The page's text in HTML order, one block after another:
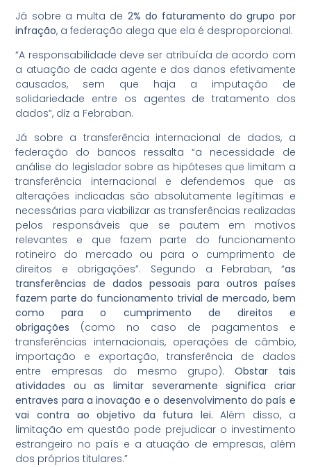
Já sobre a multa de 2% do faturamento do grupo por
infração, a federação alega que ela é desproporcional.
“A responsabilidade deve ser atribuída de acordo com
a atuação de cada agente e dos danos efetivamente
causados, sem que haja a imputação de
solidariedade entre os agentes de tratamento dos
dados”, diz a Febraban.
Já sobre a transferência internacional de dados, a
federação do bancos ressalta “a necessidade de
análise do legislador sobre as hipóteses que limitam a
transferência internacional e defendemos que as
alterações indicadas são absolutamente legítimas e
necessárias para viabilizar as transferências realizadas
pelos responsáveis que se pautem em motivos
relevantes e que fazem parte do funcionamento
rotineiro do mercado ou para o cumprimento de
direitos e obrigações”. Segundo a Febraban, “as
transferências de dados pessoais para outros países
fazem parte do funcionamento trivial de mercado, bem
como para o cumprimento de direitos e
obrigações (como no caso de pagamentos e
transferências internacionais, operações de câmbio,
importação e exportação, transferência de dados
entre empresas do mesmo grupo). Obstar tais
atividades ou as limitar severamente significa criar
entraves para a inovação e o desenvolvimento do país e
vai contra ao objetivo da futura lei. Além disso, a
limitação em questão pode prejudicar o investimento
estrangeiro no país e a atuação de empresas, além
dos próprios titulares.”